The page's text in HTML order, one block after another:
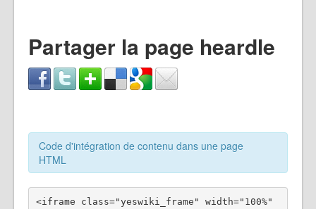
Partager la page heardle
Code d'intégration de contenu dans une page
HTML
<iframe class="yeswiki_frame" width="100%"